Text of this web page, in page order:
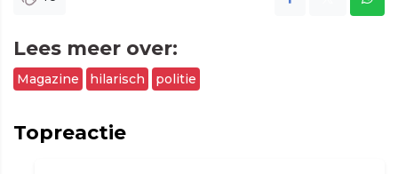
Lees meer over:
Magazine hilarisch politie
Topreactie